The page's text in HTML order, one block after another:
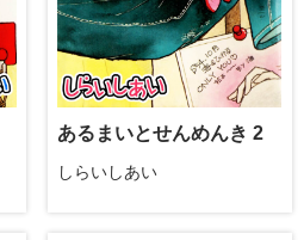
あるまいとせんめんき 2
しらいしあい